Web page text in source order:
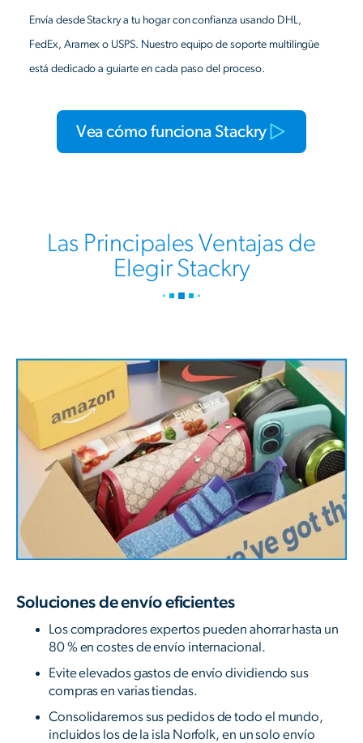
Envía desde Stackry a tu hogar con confianza usando DHL,
FedEx, Aramex o USPS. Nuestro equipo de soporte multilingüe
está dedicado a guiarte en cada paso del proceso.
Vea cómo funciona Stackry
Las Principales Ventajas de
Elegir Stackry
Soluciones de envío eficientes
Los compradores expertos pueden ahorrar hasta un
80 % en costes de envío internacional.
Evite elevados gastos de envío dividiendo sus
compras en varias tiendas.
Consolidaremos sus pedidos de todo el mundo,
incluidos los de la isla Norfolk, en un solo envío